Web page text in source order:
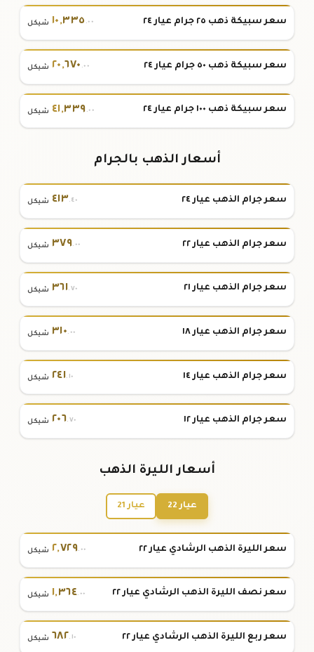
سعر سبيكة ذهب ٢٥ جرام عيار ٢٤ ١٠,٣٣٥ .٠٠ شيكل
سعر سبيكة ذهب ٥٠ جرام عيار ٢٤ ٢٠,٦٧٠ .٠٠ شيكل
سعر سبيكة ذهب ١٠٠ جرام عيار ٢٤ ٤١,٣٣٩.٠٠ شيكل
أسعار الذهب بالجرام
سعر جرام الذهب عيار ٢٤ ٤١٣.٤٠ شيكل
سعر جرام الذهب عيار ٢٢ ٣٧٩.٠٠ شيكل
سعر جرام الذهب عيار ٢١ ٣٦١.٧٠ شيكل
سعر جرام الذهب عيار ١٨ ٣١٠.٠٠ شيكل
سعر جرام الذهب عيار ١٤ ٢٤١.١٠ شيكل
سعر جرام الذهب عيار ١٢ ٢٠٦.٧٠ شيكل
أسعار الليرة الذهب
عيار 22 عيار 21
سعر الليرة الذهب الرشادي عيار ٢٢ ٢,٧٢٩.٠٠ شيكل
سعر نصف الليرة الذهب الرشادي عيار ٢٢ ١,٣٦٤.٠٠ شيكل
سعر ربع الليرة الذهب الرشادي عيار ٢٢ ٦٨٢.١٠ شيكل